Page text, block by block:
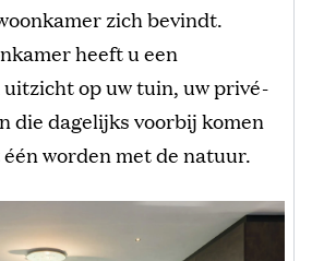
zich bevindt.
heeft u een
op uw tuin, uw privé-
die dagelijks voorbij komen
worden met de natuur.